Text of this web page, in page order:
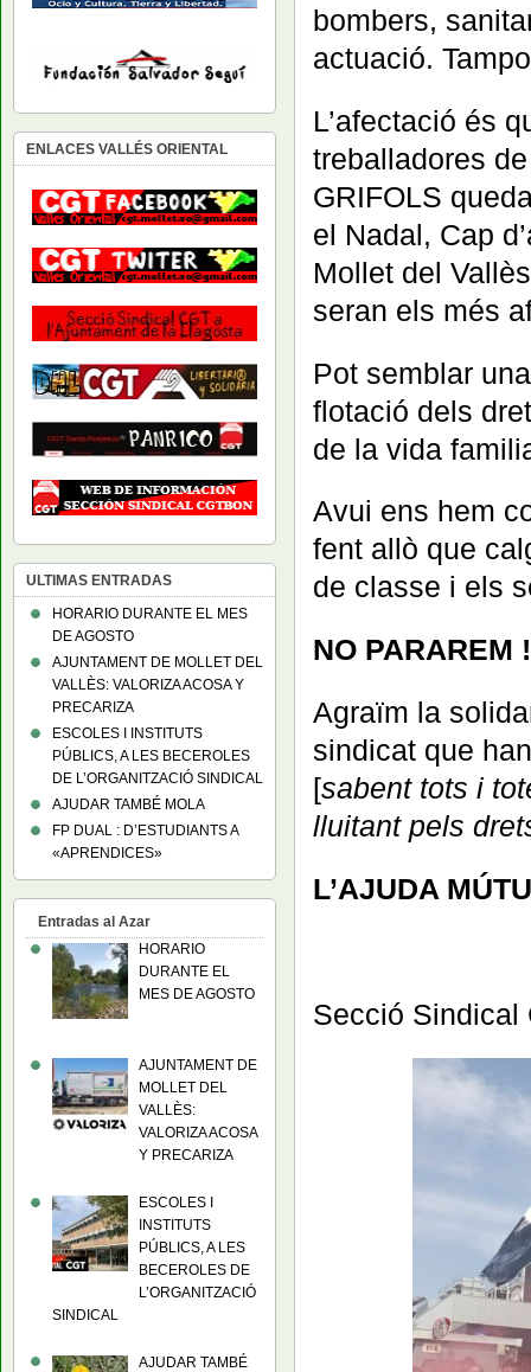
bombers,
actuació.
L’afectació és
treballadores
GRIFOLS
el Nadal, Cap
Mollet del
seran els més
Pot semblar
flotació dels
de la vida
Avui ens hem
fent allò que
de classe i els
NO PARAREM
Agraïm la
sindicat que
[sabent tots i
lluitant pels
L’AJUDA
Secció Sindical
ENLACES VALLÉS ORIENTAL
ULTIMAS ENTRADAS
HORARIO DURANTE EL MES
DE AGOSTO
AJUNTAMENT DE MOLLET DEL
VALLÈS: VALORIZA ACOSA Y
PRECARIZA
ESCOLES I INSTITUTS
PÚBLICS, A LES BECEROLES
DE L’ORGANITZACIÓ SINDICAL
AJUDAR TAMBÉ MOLA
FP DUAL : D’ESTUDIANTS A
«APRENDICES»
Entradas al Azar
HORARIO
DURANTE EL
MES DE AGOSTO
AJUNTAMENT DE
MOLLET DEL
VALLÈS:
VALORIZA ACOSA
Y PRECARIZA
ESCOLES I
INSTITUTS
PÚBLICS, A LES
BECEROLES DE
L’ORGANITZACIÓ
SINDICAL
AJUDAR TAMBÉ